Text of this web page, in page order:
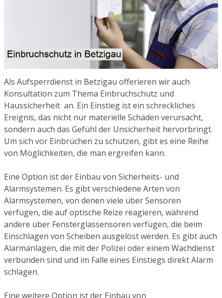
Als Aufsperrdienst in Betzigau offerieren wir auch
Konsultation zum Thema Einbruchschutz und
Haussicherheit an. Ein Einstieg ist ein schreckliches
Ereignis, das nicht nur materielle Schäden verursacht,
sondern auch das Gefühl der Unsicherheit hervorbringt.
Um sich vor Einbrüchen zu schützen, gibt es eine Reihe
von Möglichkeiten, die man ergreifen kann.
Eine Option ist der Einbau von Sicherheits- und
Alarmsystemen. Es gibt verschiedene Arten von
Alarmsystemen, von denen viele über Sensoren
verfügen, die auf optische Reize reagieren, während
andere über Fensterglassensoren verfügen, die beim
Einschlagen von Scheiben ausgelöst werden. Es gibt auch
Alarmanlagen, die mit der Polizei oder einem Wachdienst
verbunden sind und im Falle eines Einstiegs direkt Alarm
schlagen.
Eine weitere Option ist der Einbau von